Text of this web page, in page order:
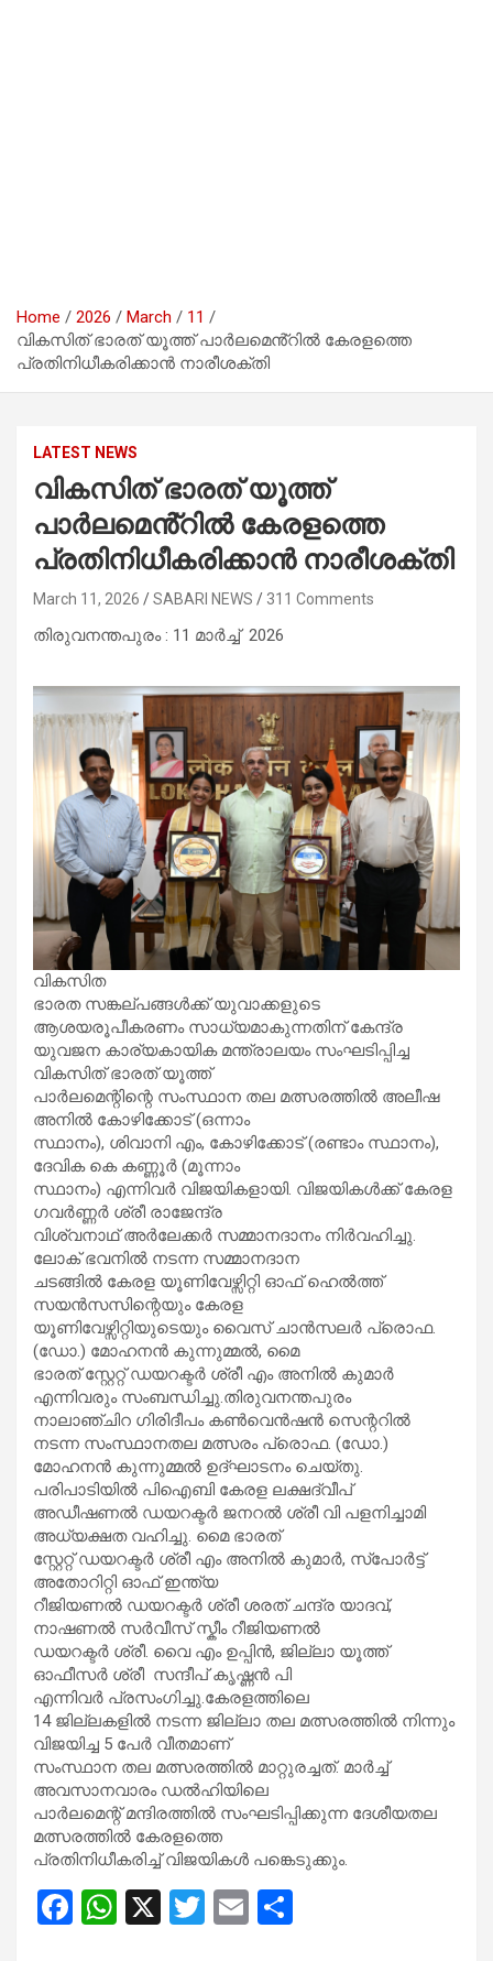
Home 2026 March
11
വികസിത് ഭാരത് യൂത്ത് പാർലമെൻ്റിൽ കേരളത്തെ
പ്രതിനിധീകരിക്കാൻ നാരീശക്തി
LATEST NEWS
വികസിത് ഭാരത് യൂത്ത്
പാർലമെൻ്റിൽ കേരളത്തെ
പ്രതിനിധീകരിക്കാൻ നാരീശക്തി
March 11, 2026 SABARI NEWS 311 Comments
തിരുവനന്തപുരം : 11 മാർച്ച്‌ 2026
വികസിത
ഭാരത സങ്കല്പങ്ങൾക്ക് യുവാക്കളുടെ
ആശയരൂപീകരണം സാധ്യമാകുന്നതിന് കേന്ദ്ര
യുവജന കാര്യകായിക മന്ത്രാലയം സംഘടിപ്പിച്ച
വികസിത് ഭാരത് യൂത്ത്
പാർലമെന്റിന്റെ സംസ്ഥാന തല മത്സരത്തിൽ അലീഷ
അനിൽ കോഴിക്കോട് (ഒന്നാം
സ്ഥാനം), ശിവാനി എം, കോഴിക്കോട് (രണ്ടാം സ്ഥാനം),
ദേവിക കെ കണ്ണൂർ (മൂന്നാം
സ്ഥാനം) എന്നിവർ വിജയികളായി. വിജയികൾക്ക് കേരള
ഗവർണ്ണർ ശ്രീ രാജേന്ദ്ര
വിശ്വനാഥ് അർലേക്കർ സമ്മാനദാനം നിർവഹിച്ചു.
ലോക് ഭവനിൽ നടന്ന സമ്മാനദാന
ചടങ്ങിൽ കേരള യൂണിവേഴ്സിറ്റി ഓഫ് ഹെൽത്ത്
സയൻസസിന്റെയും കേരള
യൂണിവേഴ്സിറ്റിയുടെയും വൈസ് ചാൻസലർ പ്രൊഫ.
(ഡോ.) മോഹനൻ കുന്നുമ്മൽ, മൈ
ഭാരത് സ്റ്റേറ്റ് ഡയറക്ടർ ശ്രീ എം അനിൽ കുമാർ
എന്നിവരും സംബന്ധിച്ചു.തിരുവനന്തപുരം
നാലാഞ്ചിറ ഗിരിദീപം കൺവെൻഷൻ സെന്ററിൽ
നടന്ന സംസ്ഥാനതല മത്സരം പ്രൊഫ. (ഡോ.)
മോഹനൻ കുന്നുമ്മൽ ഉദ്ഘാടനം ചെയ്തു.
പരിപാടിയിൽ പിഐബി കേരള ലക്ഷദ്വീപ്
അഡീഷണൽ ഡയറക്ടർ ജനറൽ ശ്രീ വി പളനിച്ചാമി
അധ്യക്ഷത വഹിച്ചു. മൈ ഭാരത്
സ്റ്റേറ്റ് ഡയറക്ടർ ശ്രീ എം അനിൽ കുമാർ, സ്പോർട്ട്
അതോറിറ്റി ഓഫ് ഇന്ത്യ
റീജിയണൽ ഡയറക്ടർ ശ്രീ ശരത് ചന്ദ്ര യാദവ്,
നാഷണൽ സർവീസ് സ്കീം റീജിയണൽ
ഡയറക്ടർ ശ്രീ. വൈ എം ഉപ്പിൻ, ജില്ലാ യൂത്ത്
ഓഫീസർ ശ്രീ സന്ദീപ് കൃഷ്ണൻ പി
എന്നിവർ പ്രസംഗിച്ചു.കേരളത്തിലെ
14 ജില്ലകളിൽ നടന്ന ജില്ലാ തല മത്സരത്തിൽ നിന്നും
വിജയിച്ച 5 പേർ വീതമാണ്
സംസ്ഥാന തല മത്സരത്തിൽ മാറ്റുരച്ചത്. മാർച്ച്
അവസാനവാരം ഡൽഹിയിലെ
പാർലമെന്റ് മന്ദിരത്തിൽ സംഘടിപ്പിക്കുന്ന ദേശീയതല
മത്സരത്തിൽ കേരളത്തെ
പ്രതിനിധീകരിച്ച് വിജയികൾ പങ്കെടുക്കും.
F
W X
T
E